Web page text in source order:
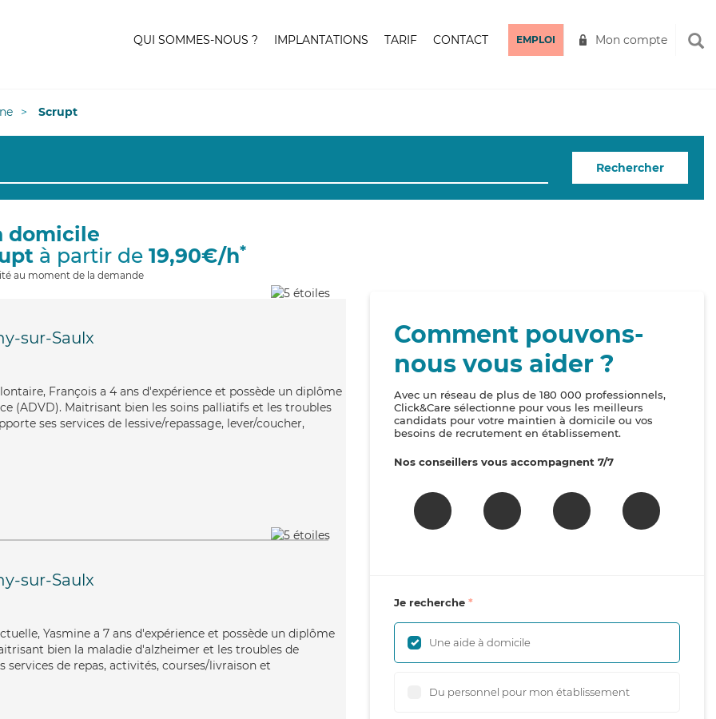
QUI SOMMES-NOUS ? IMPLANTATIONS TARIF CONTACT EMPLOI Mon compte
Scrupt
Rechercher
domicile
à partir de 19,90€/h*
au moment de la demande
sur-Saulx
François a 4 ans d'expérience et possède un diplôme
(ADVD). Maitrisant bien les soins palliatifs et les troubles
ses services de lessive/repassage, lever/coucher,
sur-Saulx
Yasmine a 7 ans d'expérience et possède un diplôme
bien la maladie d'alzheimer et les troubles de
services de repas, activités, courses/livraison et
Comment pouvons-
nous vous aider ?
Avec un réseau de plus de 180 000 professionnels,
Click&Care sélectionne pour vous les meilleurs
candidats pour votre maintien à domicile ou vos
besoins de recrutement en établissement.
Nos conseillers vous accompagnent 7/7
Je recherche
Une aide à domicile
Du personnel pour mon établissement